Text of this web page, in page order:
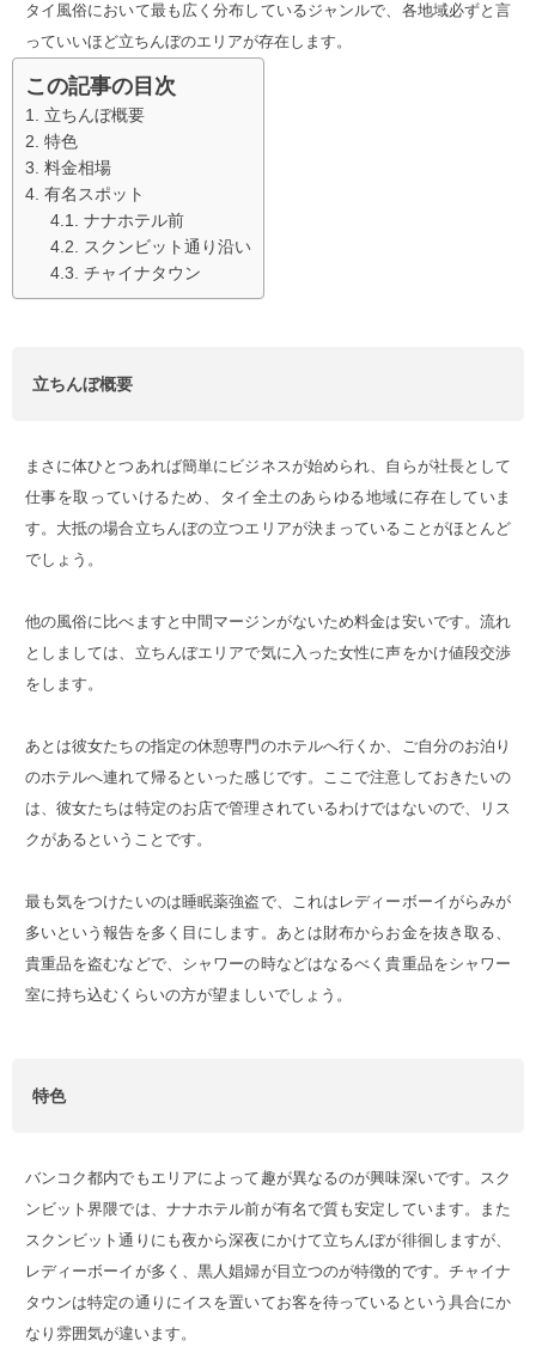
タイ風俗において最も広く分布しているジャンルで、各地域必ずと言
っていいほど立ちんぼのエリアが存在します。
この記事の目次
立ちんぼ概要
特色
料金相場
有名スポット
ナナホテル前
スクンビット通り沿い
チャイナタウン
立ちんぼ概要
まさに体ひとつあれば簡単にビジネスが始められ、自らが社長として
仕事を取っていけるため、タイ全土のあらゆる地域に存在していま
す。大抵の場合立ちんぼの立つエリアが決まっていることがほとんど
でしょう。
他の風俗に比べますと中間マージンがないため料金は安いです。流れ
としましては、立ちんぼエリアで気に入った女性に声をかけ値段交渉
をします。
あとは彼女たちの指定の休憩専門のホテルへ行くか、ご自分のお泊り
のホテルへ連れて帰るといった感じです。ここで注意しておきたいの
は、彼女たちは特定のお店で管理されているわけではないので、リス
クがあるということです。
最も気をつけたいのは睡眠薬強盗で、これはレディーボーイがらみが
多いという報告を多く目にします。あとは財布からお金を抜き取る、
貴重品を盗むなどで、シャワーの時などはなるべく貴重品をシャワー
室に持ち込むくらいの方が望ましいでしょう。
特色
バンコク都内でもエリアによって趣が異なるのが興味深いです。スク
ンビット界隈では、ナナホテル前が有名で質も安定しています。また
スクンビット通りにも夜から深夜にかけて立ちんぼが徘徊しますが、
レディーボーイが多く、黒人娼婦が目立つのが特徴的です。チャイナ
タウンは特定の通りにイスを置いてお客を待っているという具合にか
なり雰囲気が違います。